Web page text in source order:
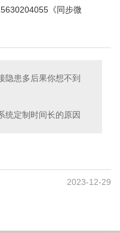
《同步微
隐患多后果你想不到
统定制时间长的原因
2023-12-29